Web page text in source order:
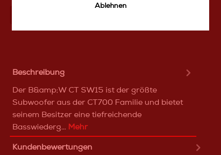
Beschreibung
Der B&amp;W CT SW15 ist der größte
Subwoofer aus der CT700 Familie und bietet
seinem Besitzer eine tiefreichende
Basswiederg… Mehr
Kundenbewertungen
Ablehnen